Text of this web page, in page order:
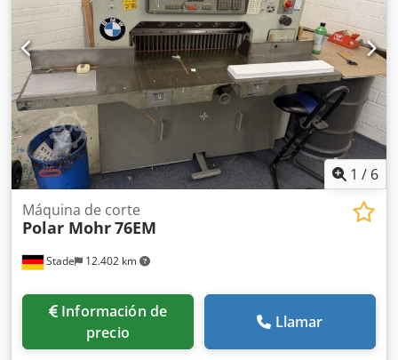
1 / 6
Stade 12.402 km
Máquina de corte
Polar Mohr76EM
Información de
precio
Llamar